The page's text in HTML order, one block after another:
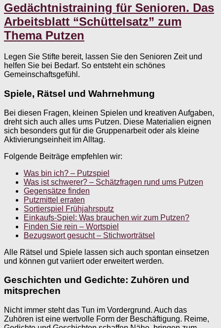
Gedächtnistraining für Senioren. Das
Arbeitsblatt “Schüttelsatz” zum
Thema Putzen
Legen Sie Stifte bereit, lassen Sie den Senioren Zeit und
helfen Sie bei Bedarf. So entsteht ein schönes
Gemeinschaftsgefühl.
Spiele, Rätsel und Wahrnehmung
Bei diesen Fragen, kleinen Spielen und kreativen Aufgaben,
dreht sich auch alles ums Putzen. Diese Materialien eignen
sich besonders gut für die Gruppenarbeit oder als kleine
Aktivierungseinheit im Alltag.
Folgende Beiträge empfehlen wir:
Was bin ich? – Putzspiel
Was ist schwerer? – Schätzfragen rund ums Putzen
Gegensätze finden
Putzmittel erraten
Sortierspiel Frühjahrsputz
Einkaufs-Spiel: Was brauchen wir zum Putzen?
Finden Sie rein – Wortspiel
Bezugswort gesucht – Stichworträtsel
Alle Rätsel und Spiele lassen sich auch spontan einsetzen
und können gut variiert oder erweitert werden.
Geschichten und Gedichte: Zuhören und
mitsprechen
Nicht immer steht das Tun im Vordergrund. Auch das
Zuhören ist eine wertvolle Form der Beschäftigung. Reime,